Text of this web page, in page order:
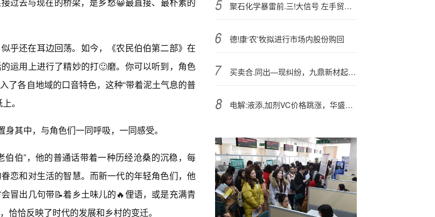
乎还在耳边回荡。如今，《农民伯伯第二部》在
运用上进行了精妙的打🙂磨。你可以听到，角色
了各自地域的口音特色，这种“带着泥土气息的普
。
身其中，与角色们一同呼吸，一同感受。
伯伯”，他的普通话带着一种历经沧桑的沉稳，每
恋和对生活的智慧。而新一代的年轻角色们，他
冒出几句带📝着乡土味儿的🔥俚语，或是充满青
恰恰反映了时代的发展和乡村的变迁。
聚石化学暴雷前.三!大信号 左手贸易右手股权交易是否可能涉嫌欺诈发行？
德!康‘农’牧拟进行市场内股份购回
买卖合.同出—现纠纷，九鼎新材起诉合作方！涉案金额超9000万元
电解:液添,加剂VC价格跳涨，华盛锂电、孚日股份等成赢家